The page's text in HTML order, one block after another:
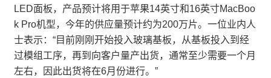
LED面板，产品预计将用于苹果14英寸和16英寸MacBoo
k Pro机型，今年的供应量预计约为200万片。一位业内人
士表示：“目前刚刚开始投入玻璃基板，从基板投入到经
过模组工序，再到向客户量产出货，通常至少需要一个月
左右，因此出货将在6月份进行。”